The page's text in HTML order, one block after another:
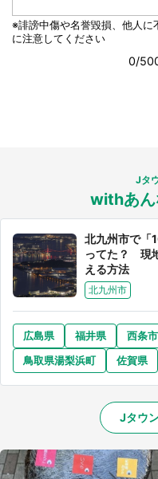
Jタ
withあん
北九州市で「
ってた？ 現
える方法
北九州市
広島県 福井県 西条市
鳥取県湯梨浜町
佐賀県
Jタウ